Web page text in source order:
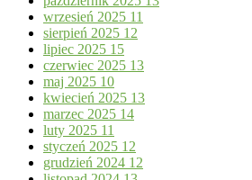
wrzesień 2025 11
sierpień 2025 12
lipiec 2025 15
czerwiec 2025 13
maj 2025 10
kwiecień 2025 13
marzec 2025 14
luty 2025 11
styczeń 2025 12
grudzień 2024 12